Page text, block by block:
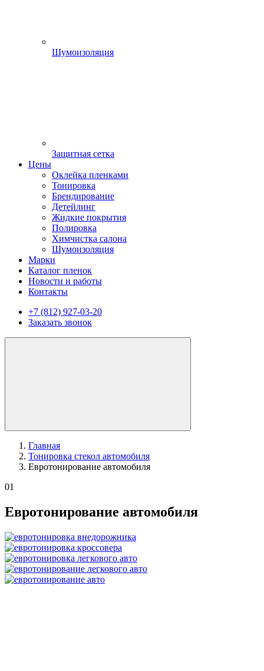
Шумоизоляция
Защитная сетка
Цены
Оклейка пленками
Тонировка
Брендирование
Детейлинг
Жидкие покрытия
Полировка
Химчистка салона
Шумоизоляция
Марки
Каталог пленок
Новости и работы
Контакты
+7 (812) 927-03-20
Заказать звонок
Главная
Тонировка стекол автомобиля
Евротонирование автомобиля
01
Евротонирование автомобиля